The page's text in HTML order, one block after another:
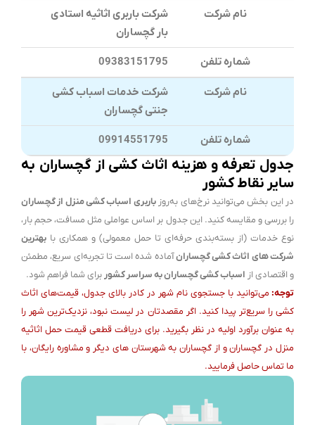
نام شرکت
شرکت باربری اثاثیه استادی
بار گچساران
شماره تلفن 09383151795
نام شرکت
شرکت خدمات اسباب کشی
جنتی گچساران
شماره تلفن 09914551795
جدول تعرفه و هزینه اثاث کشی از گچساران به
سایر نقاط کشور
در این بخش می‌توانید نرخ‌های به‌روزباربری اسباب کشی منزل از گچساران
را بررسی و مقایسه کنید. این جدول بر اساس عواملی مثل مسافت، حجم بار،
نوع خدمات (از بسته‌بندی حرفه‌ای تا حمل معمولی) و همکاری با بهترین
شرکت های اثاث کشی گچسارانآماده شده است تا تجربه‌ای سریع، مطمئن
و اقتصادی از اسباب کشی گچساران به سراسر کشور برای شما فراهم شود.
توجه: می‌توانید با جستجوی نام شهر در کادر بالای جدول، قیمت‌های اثاث
کشی را سریع‌تر پیدا کنید. اگر مقصدتان در لیست نبود، نزدیک‌ترین شهر را
به عنوان برآورد اولیه در نظر بگیرید. برای دریافت قطعی قیمت حمل اثاثیه
منزل در گچساران و از گچساران به شهرستان های دیگر و مشاوره رایگان، با
ما تماس حاصل فرمایید.